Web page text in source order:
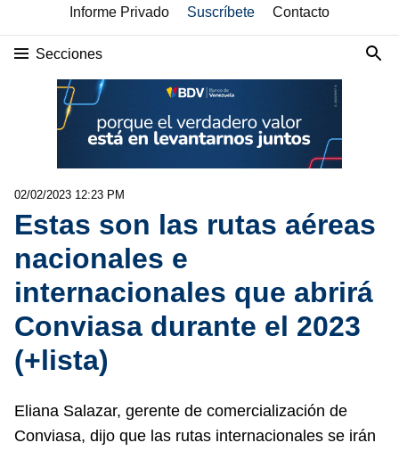
Informe Privado Suscríbete Contacto
Secciones
02/02/2023 12:23 PM
Estas son las rutas aéreas
nacionales e
internacionales que abrirá
Conviasa durante el 2023
(+lista)
Eliana Salazar, gerente de comercialización de
Conviasa, dijo que las rutas internacionales se irán